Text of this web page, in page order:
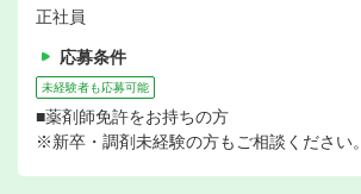
正社員
応募条件
未経験者も応募可能
■薬剤師免許をお持ちの方
※新卒・調剤未経験の方もご相談ください。